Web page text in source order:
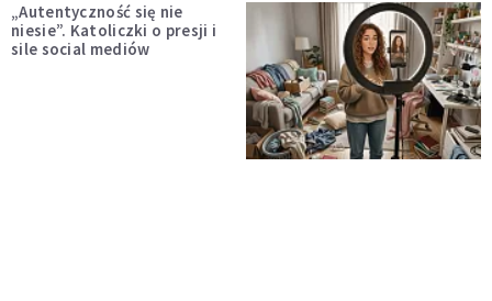
„Autentyczność się nie
niesie”. Katoliczki o presji i
sile social mediów